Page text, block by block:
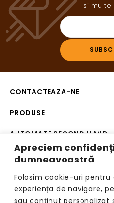
Apreciem
dumneavoastră
Folosim cookie-uri
experiența de navigare,
sau conținut personalizat
si multe
CONTACTEAZA-NE
PRODUSE
AUTOMATE SECOND HAND
SISTEME DE PLATA SECOND
Copyright © 2026